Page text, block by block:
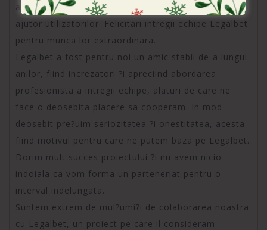
actualizate, cu recenzii oneste ce sunt de un real
ajutor utilizatorilor. Felicitari intregii echipe Legalbet
pentru munca lor extraordinara.
Legalbet a fost pentru noi un amic stabil de-a lungul
anilor, fiind increzatori ?i apreciind abordarea
profesionista a intregii echipe, alaturi de care ne
face o deosebita placere sa cooperam. In mod
deosebit pre?uim seriozitatea ?i onestitatea, acesta
fiind motivul pentru care ne putem baza pe Legalbet.
Dorim mult succes proiectului ?i nu avem nicio
indoiala ca vom forma un parteneriat pentru o
interval indelungata.
Suntem extrem de mul?umi?i de colaborarea noastra
cu Legalbet, un proiect pe care il consideram